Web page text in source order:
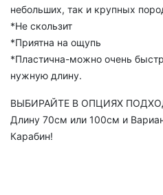
небольших, так и крупных
*Не скользит
*Приятна на ощупь
*Пластична-можно очень
нужную длину.
ВЫБИРАЙТЕ В ОПЦИЯХ
Длину 70см или 100см и
Карабин!